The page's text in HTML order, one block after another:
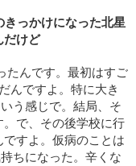
っかけになった北星
だけど
たんです。最初はすご
んですよ。特に大き
う感じで。結局、そ
で、その後学校に行
すよ。仮病のことは
ちになった。辛くな